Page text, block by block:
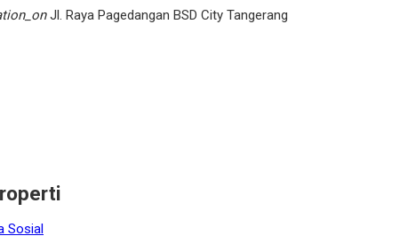
Jl. Raya Pagedangan BSD City Tangerang